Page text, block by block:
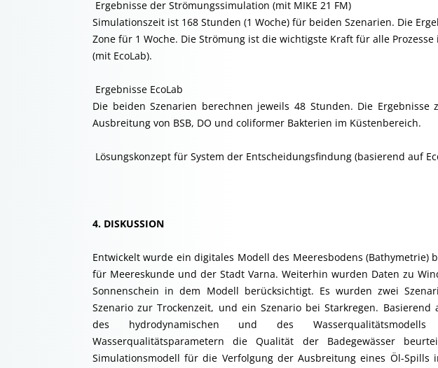
 Ergebnisse der Strömungssimulation (mit MIKE 21 FM)
Simulationszeit ist 168 Stunden (1 Woche) für beiden Szenarien. Die
Zone für 1 Woche. Die Strömung ist die wichtigste Kraft für alle
(mit EcoLab).
 Ergebnisse EcoLab
Die beiden Szenarien berechnen jeweils 48 Stunden. Die Ergebnisse
Ausbreitung von BSB, DO und coliformer Bakterien im Küstenbereich.
 Lösungskonzept für System der Entscheidungsfindung (basierend auf
4. DISKUSSION
Entwickelt wurde ein digitales Modell des Meeresbodens (Bathymetrie)
für Meereskunde und der Stadt Varna. Weiterhin wurden Daten zu
Sonnenschein in dem Modell berücksichtigt. Es wurden zwei
Szenario zur Trockenzeit, und ein Szenario bei Starkregen. Basierend
des hydrodynamischen und des
Wasserqualitätsparametern die Qualität der Badegewässer
Simulationsmodell für die Verfolgung der Ausbreitung eines Öl-Spills